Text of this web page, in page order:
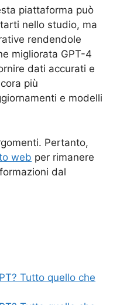
piattaforma può
nello studio, ma
rendendole
migliorata GPT-4
dati accurati e
più
e modelli
Pertanto,
web per rimanere
dal
Tutto quello che